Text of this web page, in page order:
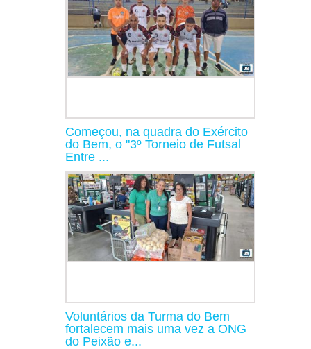
Começou, na quadra do Exército
do Bem, o "3º Torneio de Futsal
Entre ...
Voluntários da Turma do Bem
fortalecem mais uma vez a ONG
do Peixão e...